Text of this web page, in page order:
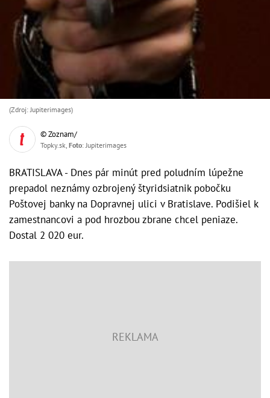
(Zdroj: Jupiterimages)
© Zoznam/
Topky.sk, Foto: Jupiterimages
BRATISLAVA - Dnes pár minút pred poludním lúpežne
prepadol neznámy ozbrojený štyridsiatnik pobočku
Poštovej banky na Dopravnej ulici v Bratislave. Podišiel k
zamestnancovi a pod hrozbou zbrane chcel peniaze.
Dostal 2 020 eur.